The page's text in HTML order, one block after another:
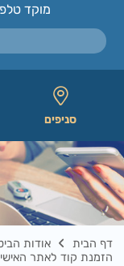
מוקד
סניפים
דף הבית
אודות
הזמנת קוד לאתר האישי